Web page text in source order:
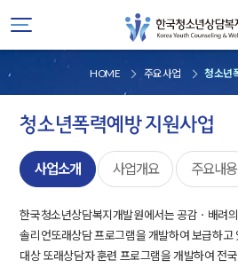
HOME 주요사업 청소년
청소년폭력예방 지원사업
사업소개 사업개요 주요내용
한국청소년상담복지개발원에서는 공감ㆍ배려
솔리언또래상담 프로그램을 개발하여 보급하
대상 또래상담자 훈련 프로그램을 개발하여 전